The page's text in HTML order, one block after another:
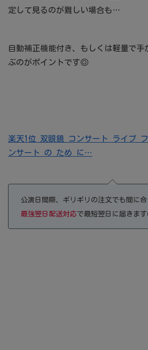
定して見るのが難しい場合も…
自動補正機能付き、もしくは軽量で手
ぶのがポイントです◎
楽天1位 双眼鏡 コンサート ライブ
ンサート の ため に…
公演日間際、ギリギリの注文でも間に合
最強翌日配送対応で最短翌日に届きます